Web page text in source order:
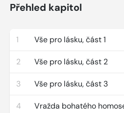
Přehled kapitol
1 Vše pro lásku, část 1
2 Vše pro lásku, část 2
3 Vše pro lásku, část 3
4 Vražda bohatého